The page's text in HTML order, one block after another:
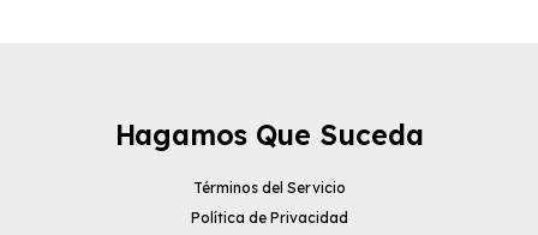
Hagamos Que Suceda
Términos del Servicio
Política de Privacidad